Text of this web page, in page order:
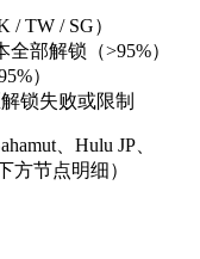
/ TW / SG）
全部解锁（>95%）
）
锁失败或限制
、Hulu JP、
方节点明细）